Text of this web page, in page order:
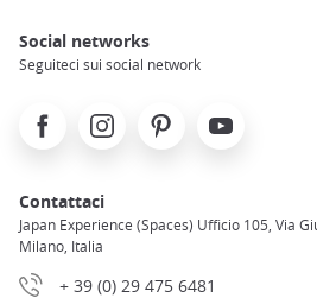
Social networks
Seguiteci sui social network
FacebookInstagramPinterest Youtube
Contattaci
Japan Experience (Spaces) Ufficio 105, Via
Milano, Italia
+ 39 (0) 29 475 6481